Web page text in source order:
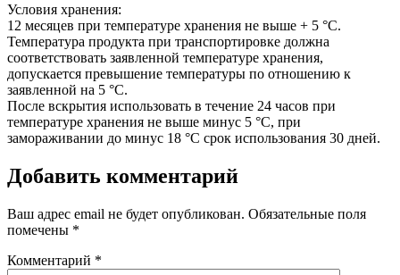
Условия хранения:
12 месяцев при температуре хранения не выше + 5 °C.
Температура продукта при транспортировке должна
соответствовать заявленной температуре хранения,
допускается превышение температуры по отношению к
заявленной на 5 °C.
После вскрытия использовать в течение 24 часов при
температуре хранения не выше минус 5 °C, при
замораживании до минус 18 °C срок использования 30 дней.
Добавить комментарий
Ваш адрес email не будет опубликован. Обязательные поля
помечены *
Комментарий *